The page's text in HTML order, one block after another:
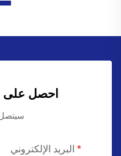
احصل
سيتصل
البريد الإلكتروني